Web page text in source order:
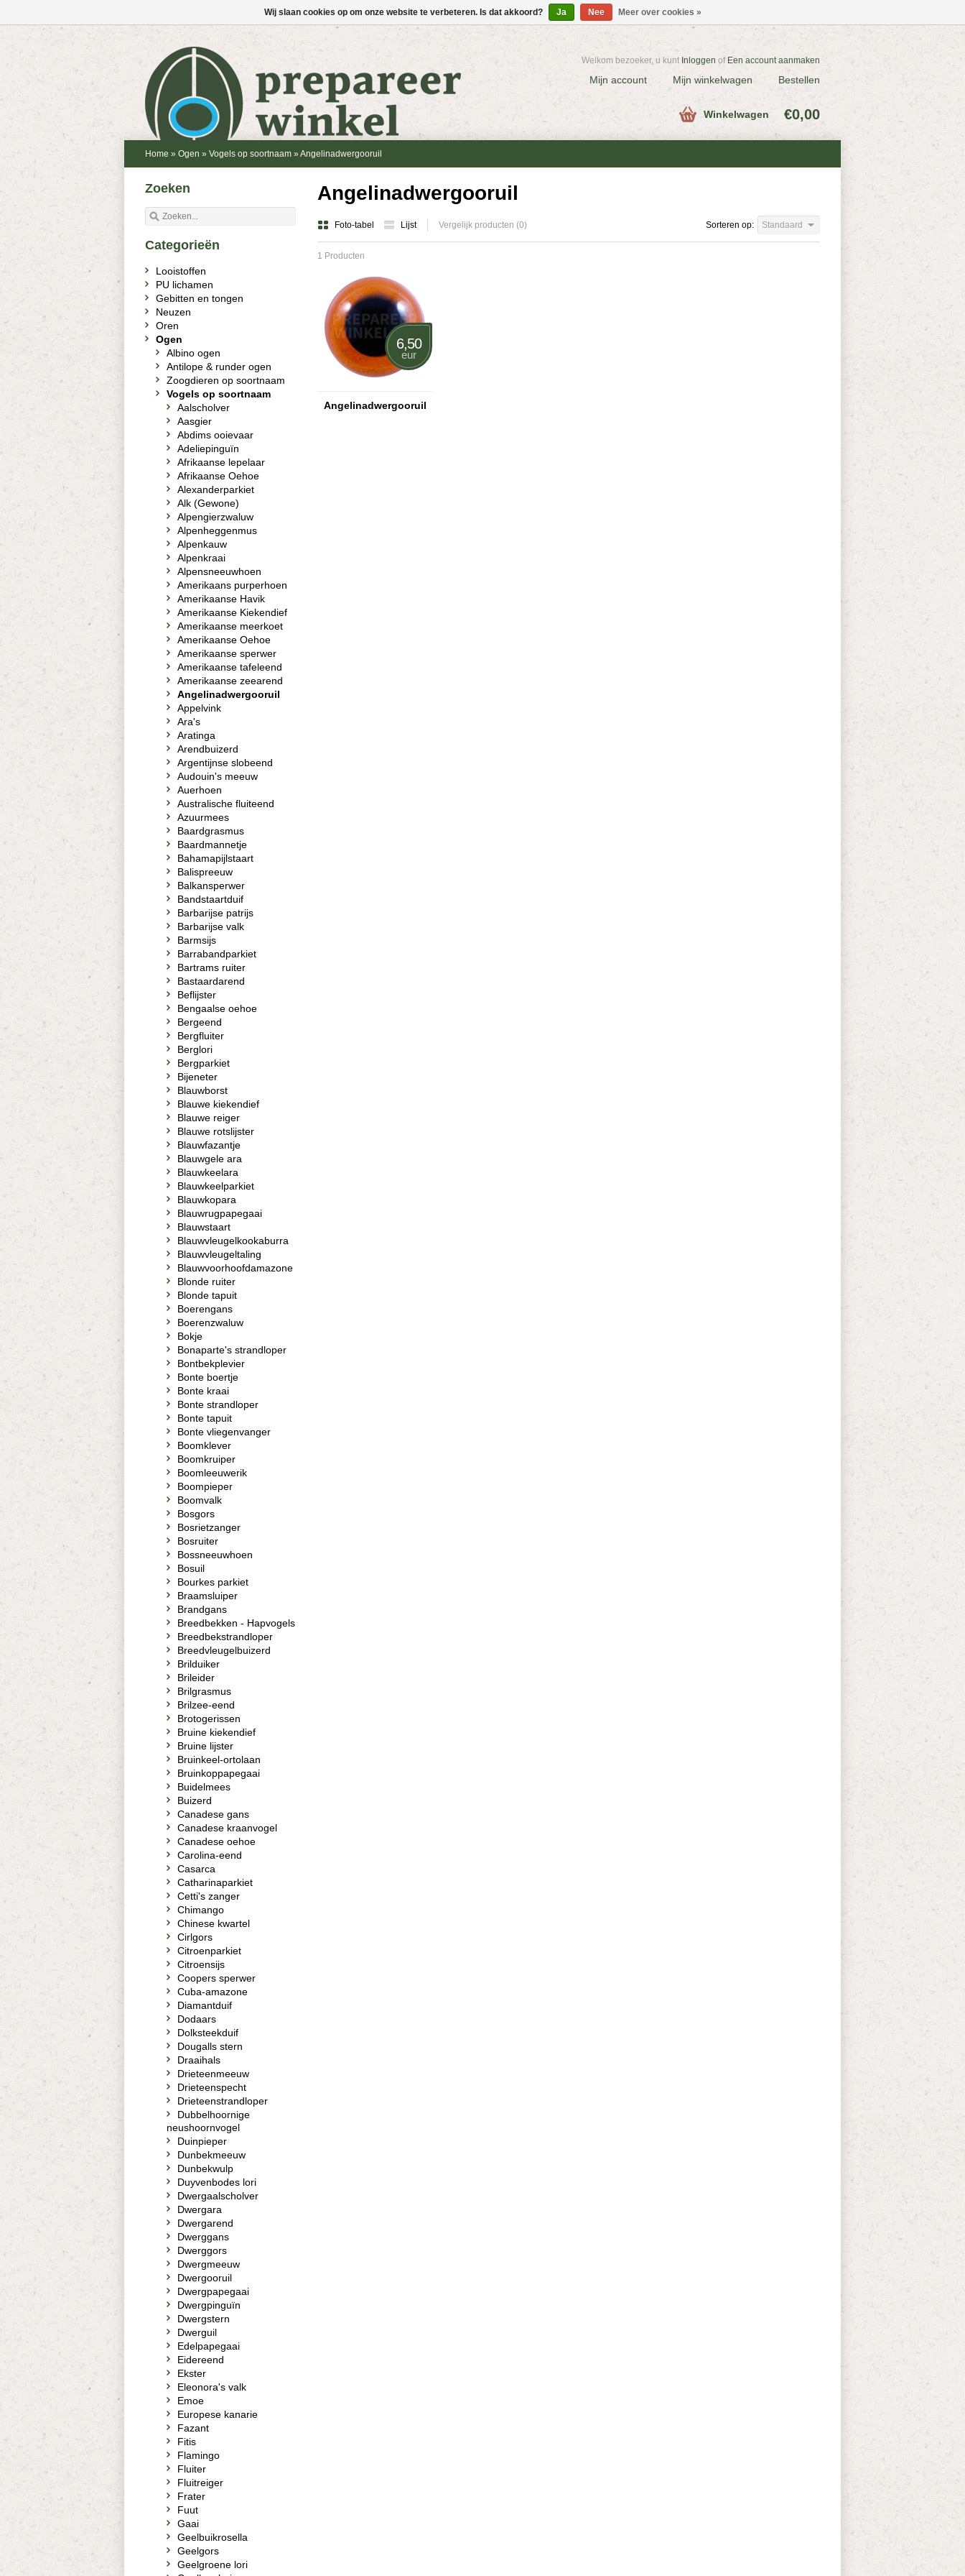
Welkom bezoeker, u kunt Inloggen of Een account aanmaken
Mijn account Mijn winkelwagen Bestellen
Winkelwagen €0,00
Home » Ogen » Vogels op soortnaam » Angelinadwergooruil
Angelinadwergooruil
Foto-tabel Lijst Vergelijk producten (0) Sorteren op: Standaard
1 Producten
6,50
eur
Angelinadwergooruil
Zoeken
Categorieën
Looistoffen
PU lichamen
Gebitten en tongen
Neuzen
Oren
Ogen
Albino ogen
Antilope & runder ogen
Zoogdieren op soortnaam
Vogels op soortnaam
Aalscholver
Aasgier
Abdims ooievaar
Adeliepinguïn
Afrikaanse lepelaar
Afrikaanse Oehoe
Alexanderparkiet
Alk (Gewone)
Alpengierzwaluw
Alpenheggenmus
Alpenkauw
Alpenkraai
Alpensneeuwhoen
Amerikaans purperhoen
Amerikaanse Havik
Amerikaanse Kiekendief
Amerikaanse meerkoet
Amerikaanse Oehoe
Amerikaanse sperwer
Amerikaanse tafeleend
Amerikaanse zeearend
Angelinadwergooruil
Appelvink
Ara's
Aratinga
Arendbuizerd
Argentijnse slobeend
Audouin's meeuw
Auerhoen
Australische fluiteend
Azuurmees
Baardgrasmus
Baardmannetje
Bahamapijlstaart
Balispreeuw
Balkansperwer
Bandstaartduif
Barbarijse patrijs
Barbarijse valk
Barmsijs
Barrabandparkiet
Bartrams ruiter
Bastaardarend
Beflijster
Bengaalse oehoe
Bergeend
Bergfluiter
Berglori
Bergparkiet
Bijeneter
Blauwborst
Blauwe kiekendief
Blauwe reiger
Blauwe rotslijster
Blauwfazantje
Blauwgele ara
Blauwkeelara
Blauwkeelparkiet
Blauwkopara
Blauwrugpapegaai
Blauwstaart
Blauwvleugelkookaburra
Blauwvleugeltaling
Blauwvoorhoofdamazone
Blonde ruiter
Blonde tapuit
Boerengans
Boerenzwaluw
Bokje
Bonaparte's strandloper
Bontbekplevier
Bonte boertje
Bonte kraai
Bonte strandloper
Bonte tapuit
Bonte vliegenvanger
Boomklever
Boomkruiper
Boomleeuwerik
Boompieper
Boomvalk
Bosgors
Bosrietzanger
Bosruiter
Bossneeuwhoen
Bosuil
Bourkes parkiet
Braamsluiper
Brandgans
Breedbekken - Hapvogels
Breedbekstrandloper
Breedvleugelbuizerd
Brilduiker
Brileider
Brilgrasmus
Brilzee-eend
Brotogerissen
Bruine kiekendief
Bruine lijster
Bruinkeel-ortolaan
Bruinkoppapegaai
Buidelmees
Buizerd
Canadese gans
Canadese kraanvogel
Canadese oehoe
Carolina-eend
Casarca
Catharinaparkiet
Cetti's zanger
Chimango
Chinese kwartel
Cirlgors
Citroenparkiet
Citroensijs
Coopers sperwer
Cuba-amazone
Diamantduif
Dodaars
Dolksteekduif
Dougalls stern
Draaihals
Drieteenmeeuw
Drieteenspecht
Drieteenstrandloper
Dubbelhoornige
neushoornvogel
Duinpieper
Dunbekmeeuw
Dunbekwulp
Duyvenbodes lori
Dwergaalscholver
Dwergara
Dwergarend
Dwerggans
Dwerggors
Dwergmeeuw
Dwergooruil
Dwergpapegaai
Dwergpinguïn
Dwergstern
Dwerguil
Edelpapegaai
Eidereend
Ekster
Eleonora's valk
Emoe
Europese kanarie
Fazant
Fitis
Flamingo
Fluiter
Fluitreiger
Frater
Fuut
Gaai
Geelbuikrosella
Geelgors
Geelgroene lori
Wij slaan cookies op om onze website te verbeteren. Is dat akkoord? Ja Nee Meer over cookies »